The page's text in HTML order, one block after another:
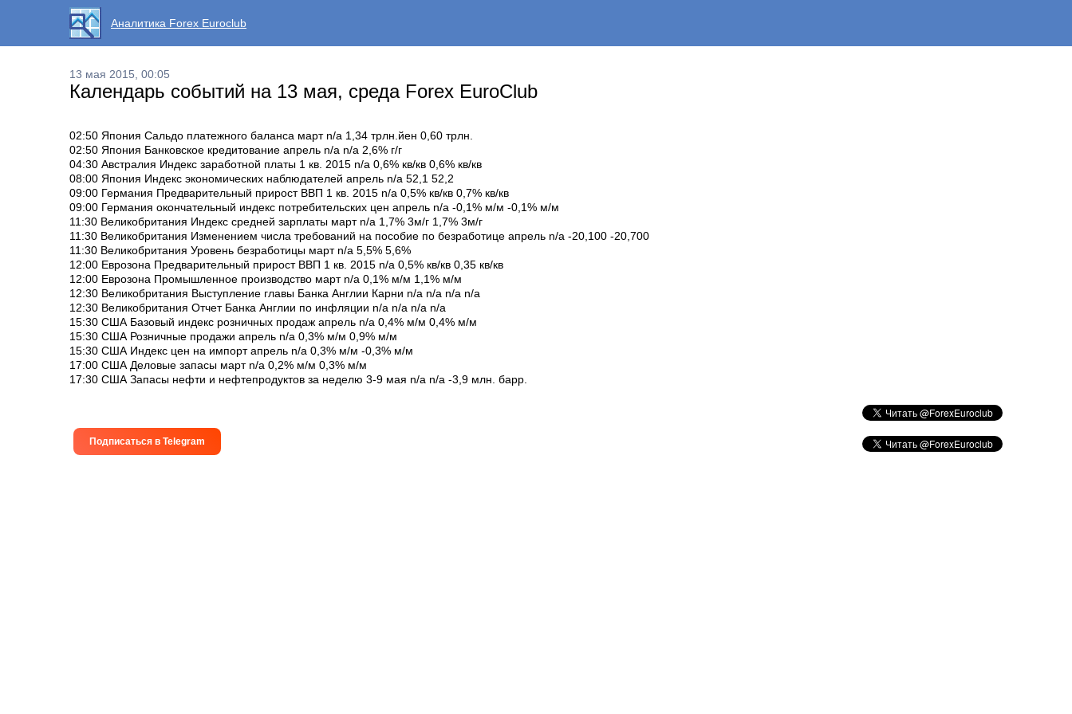
Аналитика Forex Euroclub
13 мая 2015, 00:05
Календарь событий на 13 мая, среда Forex EuroClub
02:50 Япония Сальдо платежного баланса март n/a 1,34 трлн.йен 0,60 трлн.
02:50 Япония Банковское кредитование апрель n/a n/a 2,6% г/г
04:30 Австралия Индекс заработной платы 1 кв. 2015 n/a 0,6% кв/кв 0,6% кв/кв
08:00 Япония Индекс экономических наблюдателей апрель n/a 52,1 52,2
09:00 Германия Предварительный прирост ВВП 1 кв. 2015 n/a 0,5% кв/кв 0,7% кв/кв
09:00 Германия окончательный индекс потребительских цен апрель n/a -0,1% м/м -0,1% м/м
11:30 Великобритания Индекс средней зарплаты март n/a 1,7% 3м/г 1,7% 3м/г
11:30 Великобритания Изменением числа требований на пособие по безработице апрель n/a -20,100 -20,700
11:30 Великобритания Уровень безработицы март n/a 5,5% 5,6%
12:00 Еврозона Предварительный прирост ВВП 1 кв. 2015 n/a 0,5% кв/кв 0,35 кв/кв
12:00 Еврозона Промышленное производство март n/a 0,1% м/м 1,1% м/м
12:30 Великобритания Выступление главы Банка Англии Карни n/a n/a n/a n/a
12:30 Великобритания Отчет Банка Англии по инфляции n/a n/a n/a n/a
15:30 США Базовый индекс розничных продаж апрель n/a 0,4% м/м 0,4% м/м
15:30 США Розничные продажи апрель n/a 0,3% м/м 0,9% м/м
15:30 США Индекс цен на импорт апрель n/a 0,3% м/м -0,3% м/м
17:00 США Деловые запасы март n/a 0,2% м/м 0,3% м/м
17:30 США Запасы нефти и нефтепродуктов за неделю 3-9 мая n/a n/a -3,9 млн. барр.
Подписаться в Telegram